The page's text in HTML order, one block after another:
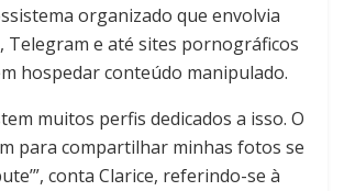
organizado que envolvia
Telegram e até sites pornográficos
hospedar conteúdo manipulado.
muitos perfis dedicados a isso. O
para compartilhar minhas fotos se
conta Clarice, referindo-se à